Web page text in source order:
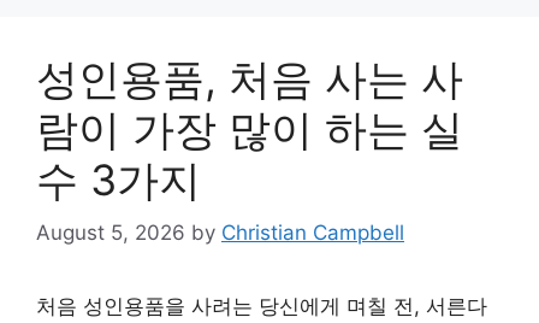
성인용품, 처음 사는 사
람이 가장 많이 하는 실
수 3가지
August 5, 2026 by Christian Campbell
처음 성인용품을 사려는 당신에게 며칠 전, 서른다